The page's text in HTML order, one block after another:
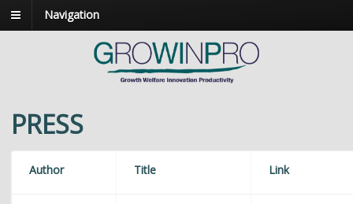
Navigation
PRESS
Author Title Link